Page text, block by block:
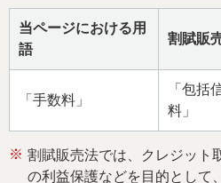
当ページにおける用
語
割賦販
「手数料」
「包括
料」
※ 割賦販売法では、クレジット
の利益保護などを目的として